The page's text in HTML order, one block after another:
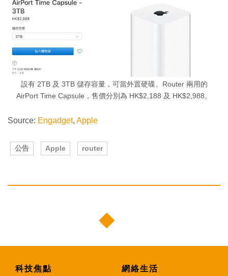
設有 2TB 及 3TB 儲存容量，可當外置硬碟、Router 兩用的
AirPort Time Capsule，售價分別為 HK$2,188 及 HK$2,988。
Source: Engadget, Apple
公告 Apple router
科技焦點 網絡生活